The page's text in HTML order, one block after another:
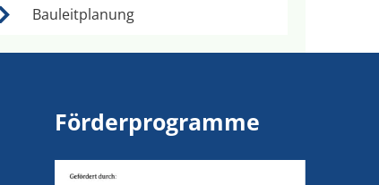
Bauleitplanung
Förderprogramme